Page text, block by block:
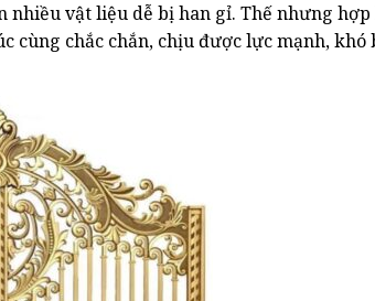
vật liệu dễ bị han gỉ. Thế nhưng
chắc chắn, chịu được lực mạnh, khó